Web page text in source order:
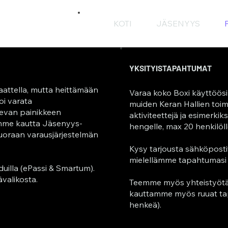
KOTI JÄSENYYS
mutta heittämään
varata
painikkeen
kautta Jäsenyys-
varausjärjestelmän
(ePassi & Smartum).
YKSITYISTAPAHTUMAT
Varaa koko Boxi
muiden Keran Hallien
aktiviteettejä ja
hengelle, max 20
Kysy tarjousta
mielellämme
Teemme myös
kauttamme myös ruuat
henkeä).